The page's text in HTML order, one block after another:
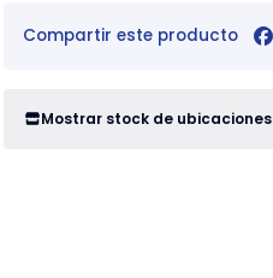
Compartir este producto
Mostrar stock de ubicaciones